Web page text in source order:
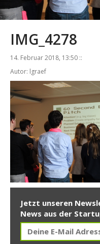
IMG_4278
14. Februar 2018, 13:50 ::
Autor: lgraef
Jetzt unseren
News aus der